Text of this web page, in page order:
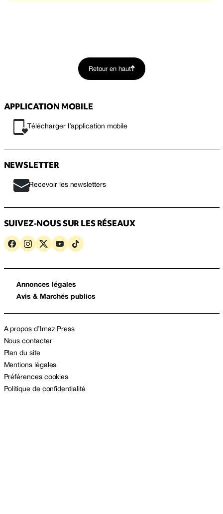
Retour en haut
APPLICATION MOBILE
Télécharger l’application mobile
NEWSLETTER
Recevoir les newsletters
SUIVEZ-NOUS SUR LES RÉSEAUX
Annonces légales
Avis & Marchés publics
A propos d’Imaz Press
Nous contacter
Plan du site
Mentions légales
Préférences cookies
Politique de confidentialité